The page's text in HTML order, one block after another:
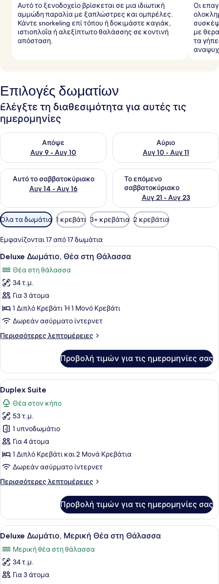
Αυτό το ξενοδοχείο βρίσκεται σε μια ιδιωτική
αμμώδη παραλία με ξαπλώστρες και ομπρέλες.
Κάντε snorkeling επί τόπου ή δοκιμάστε καγιάκ,
ιστιοπλοΐα ή αλεξίπτωτο θαλάσσης σε κοντινή
απόσταση.
Οι
με
τα
Επιλογές δωματίων
Ελέγξτε τη διαθεσιμότητα για αυτές τις
ημερομηνίες
Απόψε
Αυγ 9 - Αυγ 10
Έλεγχος διαθεσιμότητας για απόψε Αυγ 9 - Αυγ 10
Αύριο
Αυγ 10 - Αυγ 11
Έλεγχος διαθεσιμότητας
Αυτό το σαββατοκύριακο
Αυγ 14 - Αυγ 16
Έλεγχος διαθεσιμότητας για αυτό το σαββατοκύριακο Αυγ
Το επόμενο
σαββατοκύριακο
Αυγ 21 - Αυγ 23
Έλεγχος διαθεσιμότητας
Διαθέσιμα
φίλτρα
για
τα
δωμάτια
Όλα τα δωμάτια 1 κρεβάτι 3+ κρεβάτια 2 κρεβάτια
Εμφανίζονται 17 από 17 δωμάτια
Προβολή
όλων
των
φωτογραφιών
για
Deluxe
Δωμάτιο,
στη
Deluxe Δωμάτιο, Θέα στη
1
Deluxe Δωμάτιο, Θέα στη Θάλασσα
Θέα στη θάλασσα
34 τ.μ.
Για 3 άτομα
1 Διπλό Κρεβάτι Ή 1 Μονό Κρεβάτι
Δωρεάν ασύρματο ίντερνετ
Περισσότερες λεπτομέρειες
Περισσότερες
Δωμάτιο,
Θέα
στη
Θάλασσα
Προβολή τιμών για τις ημερομηνίες σας
Προβολή
όλων
των
φωτογραφιών
για
Duplex
Suite
Ένας μοντέρνος εσωτερικός
6
Duplex Suite
Θέα στον κήπο
53 τ.μ.
1 υπνοδωμάτιο
Για 4 άτομα
1 Διπλό Κρεβάτι και 2 Μονά Κρεβάτια
Δωρεάν ασύρματο ίντερνετ
Περισσότερες λεπτομέρειες
Περισσότερες
Suite
Προβολή τιμών για τις ημερομηνίες σας
Προβολή
όλων
των
φωτογραφιών
για
Deluxe Δωμάτιο, Μερική Θέα στη
1
Deluxe Δωμάτιο, Μερική Θέα στη Θάλασσα
Μερική θέα στη θάλασσα
34 τ.μ.
Για 3 άτομα